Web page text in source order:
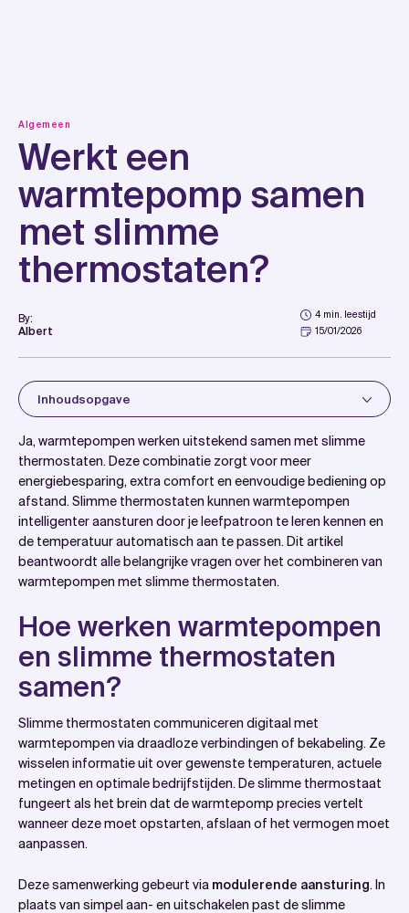
Algemeen
Werkt een
warmtepomp samen
met slimme
thermostaten?
By:
Albert
4 min. leestijd
15/01/2026
Inhoudsopgave
Hoe werken warmtepompen en slimme
thermostaten samen?
thermostaat te combineren met je warmtepomp?
Welke slimme thermostaten zijn compatibel met
warmtepompen?
Hoe installeer je een slimme thermostaat bij een
warmtepomp?
Hoe wij helpen met warmtepompen en slimme
thermostaten
Ja, warmtepompen werken uitstekend samen met slimme
thermostaten. Deze combinatie zorgt voor meer
energiebesparing, extra comfort en eenvoudige bediening op
afstand. Slimme thermostaten kunnen warmtepompen
intelligenter aansturen door je leefpatroon te leren kennen en
de temperatuur automatisch aan te passen. Dit artikel
beantwoordt alle belangrijke vragen over het combineren van
warmtepompen met slimme thermostaten.
Hoe werken warmtepompen
en slimme thermostaten
samen?
Slimme thermostaten communiceren digitaal met
warmtepompen via draadloze verbindingen of bekabeling. Ze
wisselen informatie uit over gewenste temperaturen, actuele
metingen en optimale bedrijfstijden. De slimme thermostaat
fungeert als het brein dat de warmtepomp precies vertelt
wanneer deze moet opstarten, afslaan of het vermogen moet
aanpassen.
Deze samenwerking gebeurt via modulerende aansturing. In
plaats van simpel aan- en uitschakelen past de slimme